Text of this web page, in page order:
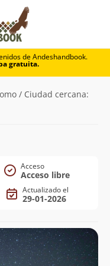
de Andeshandbook.
gratuita.
/ Ciudad cercana:
Acceso
Acceso libre
Actualizado el
29-01-2026